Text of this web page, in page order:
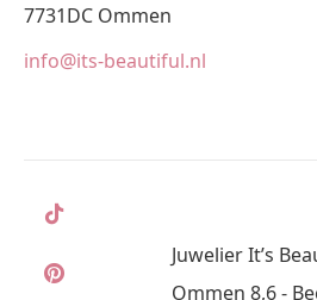
7731DC Ommen
info@its-beautiful.nl
Juwelier It’s
Ommen 8,6 -